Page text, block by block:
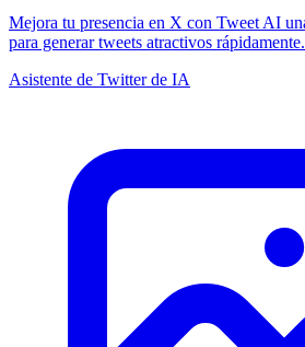
Mejora tu presencia en X con Tweet AI
para generar tweets atractivos rápidamente.
Asistente de Twitter de IA